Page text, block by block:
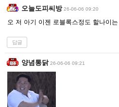
오늘도피씨방 26-06-06 09:20
오 저 아기 이젠 로블록스정도 할나이
답글
양념통닭 26-06-06 09:21